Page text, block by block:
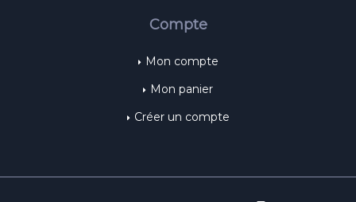
Compte
Mon compte
Mon panier
Créer un compte